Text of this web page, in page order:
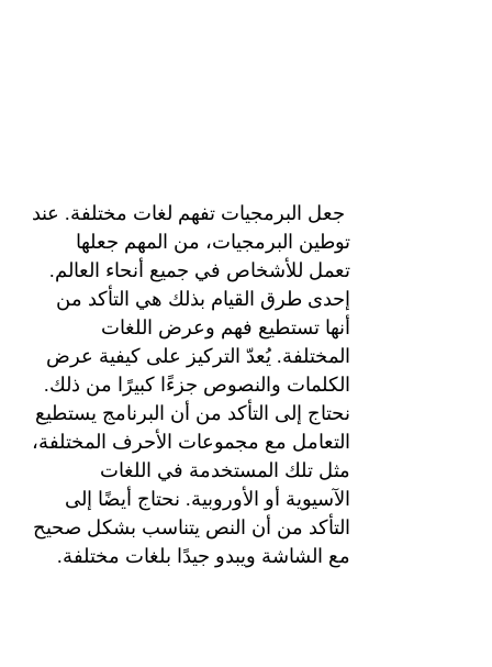
جعل البرمجيات تفهم لغات مختلفة. عند
توطين البرمجيات، من المهم جعلها
تعمل للأشخاص في جميع أنحاء العالم.
إحدى طرق القيام بذلك هي التأكد من
أنها تستطيع فهم وعرض اللغات
المختلفة. يُعدّ التركيز على كيفية عرض
الكلمات والنصوص جزءًا كبيرًا من ذلك.
نحتاج إلى التأكد من أن البرنامج يستطيع
التعامل مع مجموعات الأحرف المختلفة،
مثل تلك المستخدمة في اللغات
الآسيوية أو الأوروبية. نحتاج أيضًا إلى
التأكد من أن النص يتناسب بشكل صحيح
مع الشاشة ويبدو جيدًا بلغات مختلفة.